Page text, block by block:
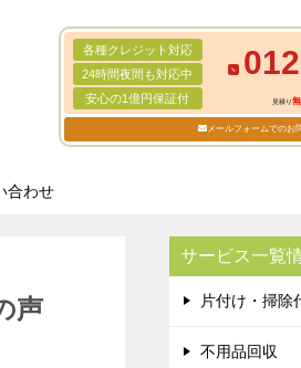
各種クレジット対応
24時間夜間も対応中
安心の1億円保証付
見積り
メールフォームでのお
合わせ
声
サービス一覧
片付け・掃除
不用品回収